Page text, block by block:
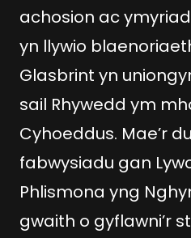
achosion ac
yn llywio
Glasbrint yn
sail Rhywedd ym
Cyhoeddus. Mae’r
fabwysiadu gan
Phlismona yng
gwaith o gyflawni’r